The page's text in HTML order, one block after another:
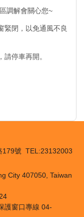
調解會關心您~
緊閉，以免通風不良
停車再開。
179號 TEL:23132003
City 407050, Taiwan
護窗口專線 04-